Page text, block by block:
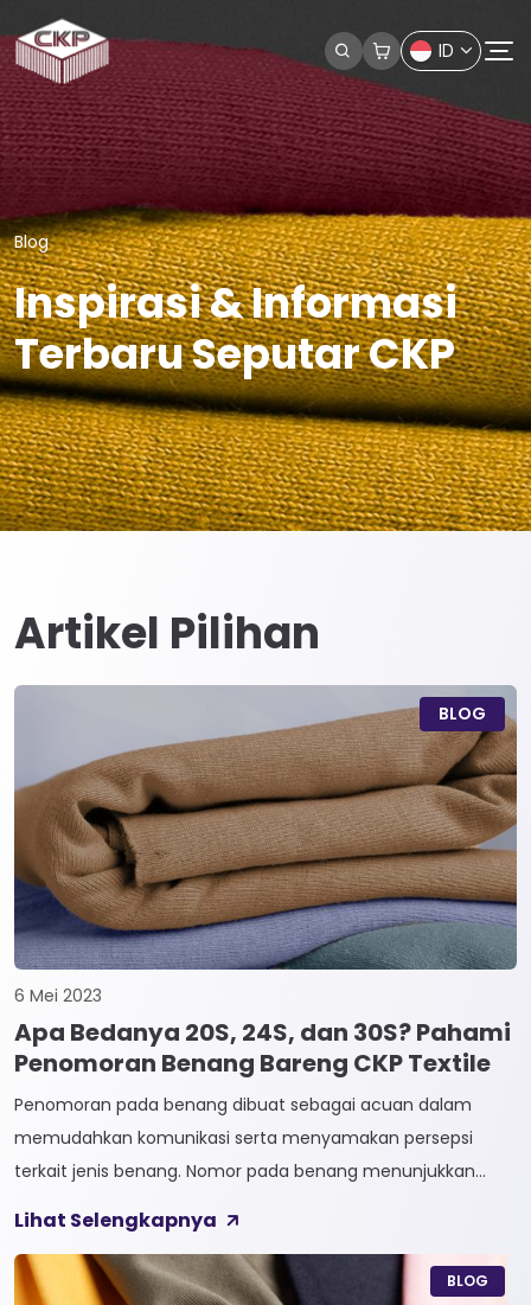
ID
Blog
Inspirasi & Informasi
Terbaru Seputar CKP
Artikel Pilihan
BLOG
6 Mei 2023
Apa Bedanya 20S, 24S, dan 30S? Pahami
Penomoran Benang Bareng CKP Textile
Penomoran pada benang dibuat sebagai acuan dalam
memudahkan komunikasi serta menyamakan persepsi
terkait jenis benang. Nomor pada benang menunjukkan
penomoran sendiri terbagi menjadi dua, Tidak Langsung dan
Langsung. 1. Penomoran Tidak Langsung Penomoran Tidak
Lihat Selengkapnya
BLOG